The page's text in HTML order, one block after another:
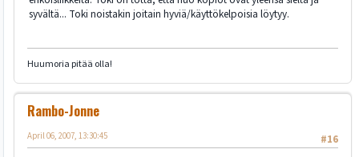
syvältä... Toki noistakin joitain hyviä/käyttökelpoisia löytyy.
Huumoria pitää olla!
Rambo-Jonne
#16
April 06, 2007, 13:30:45